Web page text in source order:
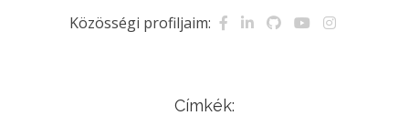
Közösségi profiljaim:
Címkék: